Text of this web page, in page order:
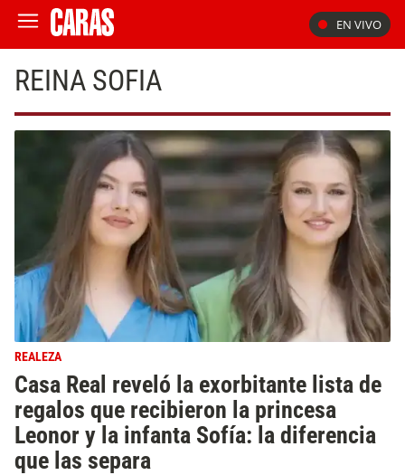
EN VIVO
REINA SOFIA
REALEZA
Casa Real reveló la exorbitante lista de
regalos que recibieron la princesa
Leonor y la infanta Sofía: la diferencia
que las separa